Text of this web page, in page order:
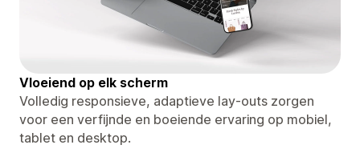
Vloeiend op elk scherm
Volledig responsieve, adaptieve lay-outs zorgen
voor een verfijnde en boeiende ervaring op mobiel,
tablet en desktop.